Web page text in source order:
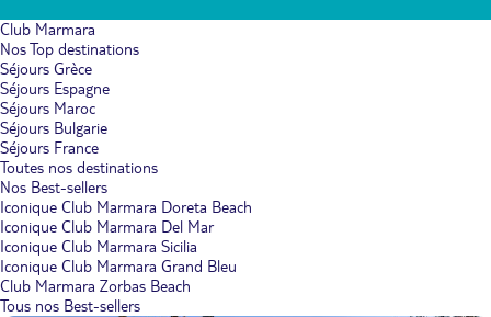
Club Marmara
Nos Top destinations
Séjours Grèce
Séjours Espagne
Séjours Maroc
Séjours Bulgarie
Séjours France
Toutes nos destinations
Nos Best-sellers
Iconique Club Marmara Doreta Beach
Iconique Club Marmara Del Mar
Iconique Club Marmara Sicilia
Iconique Club Marmara Grand Bleu
Club Marmara Zorbas Beach
Tous nos Best-sellers